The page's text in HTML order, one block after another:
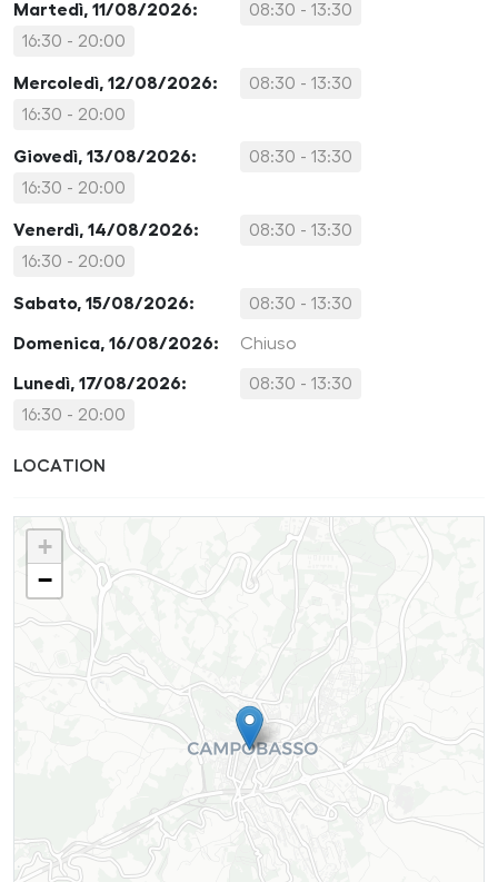
Martedì, 11/08/2026:
08:30 - 13:30
16:30 - 20:00
Mercoledì, 12/08/2026:
08:30 - 13:30
16:30 - 20:00
Giovedì, 13/08/2026:
08:30 - 13:30
16:30 - 20:00
Venerdì, 14/08/2026:
08:30 - 13:30
16:30 - 20:00
Sabato, 15/08/2026: 08:30 - 13:30
Domenica, 16/08/2026: Chiuso
Lunedì, 17/08/2026:
08:30 - 13:30
16:30 - 20:00
LOCATION
+
−